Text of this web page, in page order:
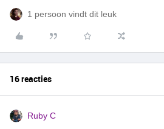
1 persoon vindt dit leuk
16 reacties
Ruby C